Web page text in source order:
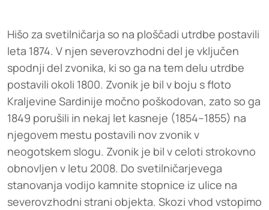
Hišo za svetilničarja so na ploščadi utrdbe postavili
leta 1874. V njen severovzhodni del je vključen
spodnji del zvonika, ki so ga na tem delu utrdbe
postavili okoli 1800. Zvonik je bil v boju s floto
Kraljevine Sardinije močno poškodovan, zato so ga
1849 porušili in nekaj let kasneje (1854–1855) na
njegovem mestu postavili nov zvonik v
neogotskem slogu. Zvonik je bil v celoti strokovno
obnovljen v letu 2008. Do svetilničarjevega
stanovanja vodijo kamnite stopnice iz ulice na
severovzhodni strani objekta. Skozi vhod vstopimo